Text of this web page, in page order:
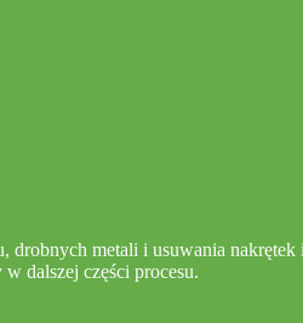
drobnych metali i usuwania nakrętek
dalszej części procesu.